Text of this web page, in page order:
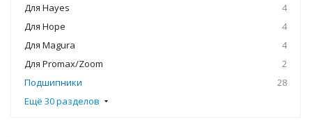
Для Hayes
4
Для Hope
4
Для Magura
4
Для Promax/Zoom
2
Подшипники
28
Ещё 30 разделов